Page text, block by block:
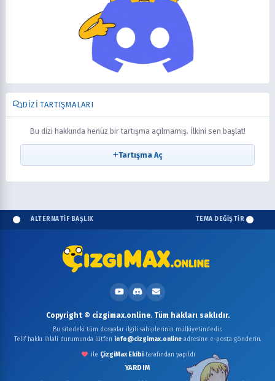
DIZI TARTIŞMALARI
Bu dizi hakkında henüz bir tartışma açılmamış. İlkini sen başlat!
Tartışma Aç
ALTERNATİF BAŞLIK TEMA DEĞİŞTİR
YARDIM
Copyright © cizgimax.online. Tüm hakları saklıdır.
Bu sitedeki tüm dosyalar ilgili sahiplerinin mülkiyetindedir.
Telif hakkı ihlali durumunda lütfen info@cizgimax.onlineadresine e-posta gönderin.
ile ÇizgiMax Ekibitarafından yapıldı